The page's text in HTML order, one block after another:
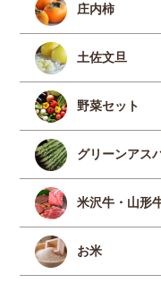
庄内柿
土佐文旦
野菜セット
グリーンアス
米沢牛・山形
お米